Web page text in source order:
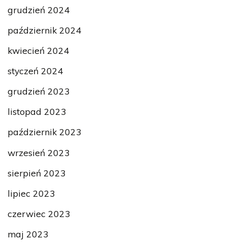
grudzień 2024
październik 2024
kwiecień 2024
styczeń 2024
grudzień 2023
listopad 2023
październik 2023
wrzesień 2023
sierpień 2023
lipiec 2023
czerwiec 2023
maj 2023